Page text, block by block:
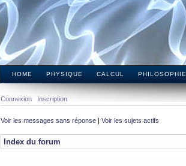
HOME PHYSIQUE CALCUL PHILOSOPHIE
Connexion Inscription
Voir les messages sans réponse | Voir les sujets actifs
Index du forum